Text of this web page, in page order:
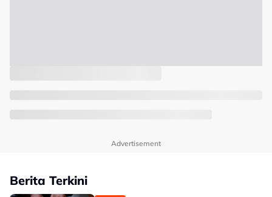
Advertisement
Berita Terkini